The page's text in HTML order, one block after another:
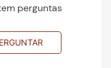
perguntas